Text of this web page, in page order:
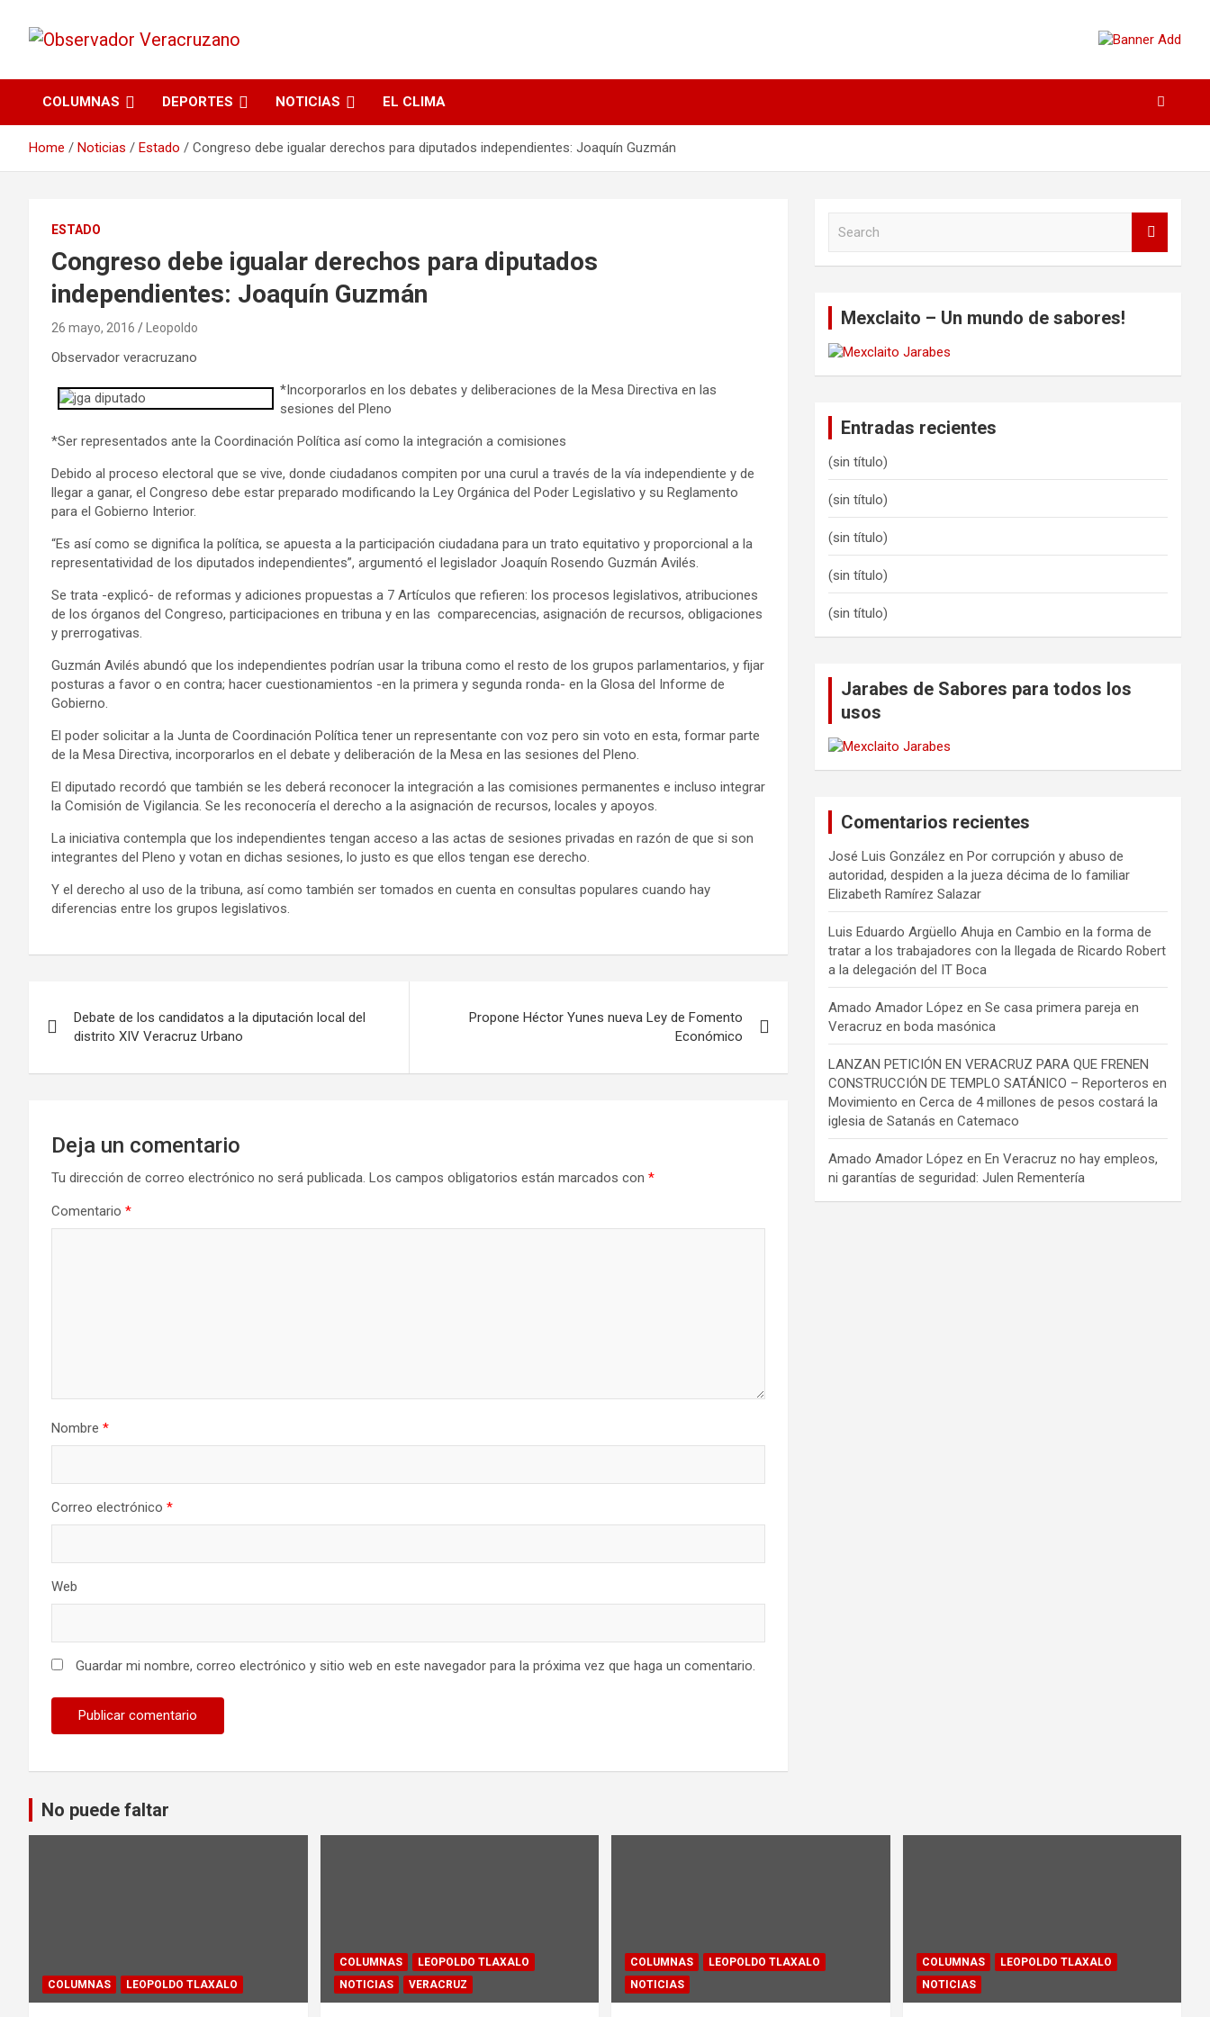
Observador
Veracruzano
COLUMNAS DEPORTES NOTICIAS EL CLIMA
Home Noticias Estado Congreso debe igualar derechos para diputados independientes: Joaquín Guzmán
ESTADO
Congreso debe igualar derechos para diputados
independientes: Joaquín Guzmán
26 mayo, 2016 Leopoldo
Observador veracruzano
*Incorporarlos en los debates y deliberaciones de la Mesa Directiva en las
sesiones del Pleno
*Ser representados ante la Coordinación Política así como la integración a comisiones
Debido al proceso electoral que se vive, donde ciudadanos compiten por una curul a través de la vía independiente y de
llegar a ganar, el Congreso debe estar preparado modificando la Ley Orgánica del Poder Legislativo y su Reglamento
para el Gobierno Interior.
“Es así como se dignifica la política, se apuesta a la participación ciudadana para un trato equitativo y proporcional a la
representatividad de los diputados independientes”, argumentó el legislador Joaquín Rosendo Guzmán Avilés.
Se trata -explicó- de reformas y adiciones propuestas a 7 Artículos que refieren: los procesos legislativos, atribuciones
de los órganos del Congreso, participaciones en tribuna y en las comparecencias, asignación de recursos, obligaciones
y prerrogativas.
Guzmán Avilés abundó que los independientes podrían usar la tribuna como el resto de los grupos parlamentarios, y fijar
posturas a favor o en contra; hacer cuestionamientos -en la primera y segunda ronda- en la Glosa del Informe de
Gobierno.
El poder solicitar a la Junta de Coordinación Política tener un representante con voz pero sin voto en esta, formar parte
de la Mesa Directiva, incorporarlos en el debate y deliberación de la Mesa en las sesiones del Pleno.
El diputado recordó que también se les deberá reconocer la integración a las comisiones permanentes e incluso integrar
la Comisión de Vigilancia. Se les reconocería el derecho a la asignación de recursos, locales y apoyos.
La iniciativa contempla que los independientes tengan acceso a las actas de sesiones privadas en razón de que si son
integrantes del Pleno y votan en dichas sesiones, lo justo es que ellos tengan ese derecho.
Y el derecho al uso de la tribuna, así como también ser tomados en cuenta en consultas populares cuando hay
diferencias entre los grupos legislativos.
Debate de los candidatos a la diputación local del
distrito XIV Veracruz Urbano
Propone Héctor Yunes nueva Ley de Fomento
Económico
Deja un comentario
Tu dirección de correo electrónico no será publicada. Los campos obligatorios están marcados con *
Comentario *
Nombre *
Correo electrónico *
Web
Guardar mi nombre, correo electrónico y sitio web en este navegador para la próxima vez que haga un comentario.
Mexclaito – Un mundo de sabores!
Entradas recientes
(sin título)
(sin título)
(sin título)
(sin título)
(sin título)
Jarabes de Sabores para todos los
usos
Comentarios recientes
José Luis González enPor corrupción y abuso de
autoridad, despiden a la jueza décima de lo familiar
Elizabeth Ramírez Salazar
Luis Eduardo Argüello Ahuja enCambio en la forma de
tratar a los trabajadores con la llegada de Ricardo Robert
a la delegación del IT Boca
Amado Amador López enSe casa primera pareja en
Veracruz en boda masónica
LANZAN PETICIÓN EN VERACRUZ PARA QUE FRENEN
CONSTRUCCIÓN DE TEMPLO SATÁNICO – Reporteros en
Movimiento enCerca de 4 millones de pesos costará la
iglesia de Satanás en Catemaco
Amado Amador López enEn Veracruz no hay empleos,
ni garantías de seguridad: Julen Rementería
No puede faltar
COLUMNAS LEOPOLDO TLAXALO
COLUMNAS
LEOPOLDO TLAXALO
NOTICIAS
VERACRUZ
COLUMNAS
LEOPOLDO TLAXALO
NOTICIAS
COLUMNAS
LEOPOLDO TLAXALO
NOTICIAS